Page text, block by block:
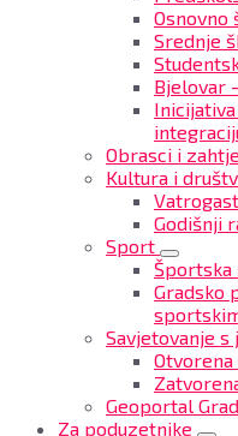
Osnovno
Srednje
Bjelovar
Obrasci i
Kultura i
Godišnji
Sport
Športska
Gradsko
Savjetovanje s
Geoportal
Za poduzetnike